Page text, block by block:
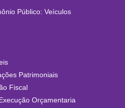
Público: Veículos
Patrimoniais
Fiscal
Orçamentaria